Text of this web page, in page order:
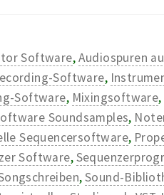
Software,Audiospuren
Software,
Software, Mixingsoftware,
Soundsamples,
Sequencersoftware,
Software,
,Sound-